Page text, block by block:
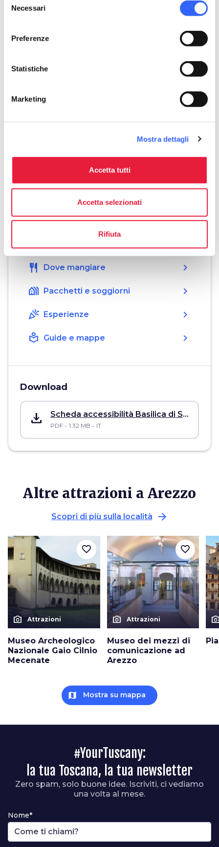
delNecessari
Preferenze
Statistiche
Marketing
Mostra dettagli
Accetta tutti
Accetta selezionati
Rifiuta
Basilica di San Francesco
Piazza S. Francesco, 1, 52100 Arezzo AR,
Organizza
hotel chevron_right
restaurant Dove mangiare chevron_right
holiday_village Pacchetti e soggiorni chevron_right
celebration Esperienze chevron_right
local_library Guide e mappe chevron_right
Download
save_alt Scheda accessibilità Basilica di San Francesco
PDF 1.32 MB IT
Altre attrazioni a Arezzo
Scopri di più sulla località arrow_forward
photo_camera Attrazioni
Museo Archeologico
Nazionale Gaio Cilnio
Mecenate
favorite_border
photo_camera Attrazioni
Museo dei mezzi di
comunicazione ad
Arezzo
favorite_border
map Mostra su mappa
#YourTuscany:
la tua Toscana, la tua newsletter
Zero spam, solo buone idee. Iscriviti, ci vediamo
una volta al mese.
Nome*